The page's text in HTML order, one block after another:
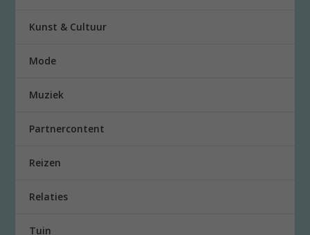
Kunst & Cultuur
Mode
Muziek
Partnercontent
Reizen
Relaties
Tuin